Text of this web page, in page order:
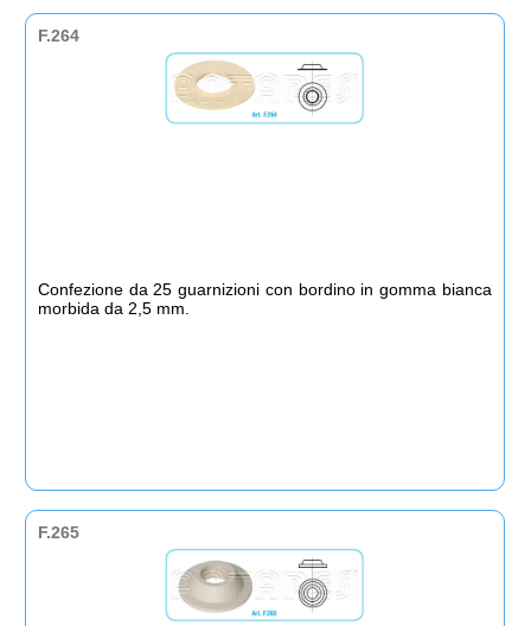
F.264
Confezione da 25 guarnizioni con bordino in gomma bianca
morbida da 2,5 mm.
F.265